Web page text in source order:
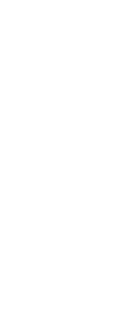
и нижней челюсти
пациента - несъёмное